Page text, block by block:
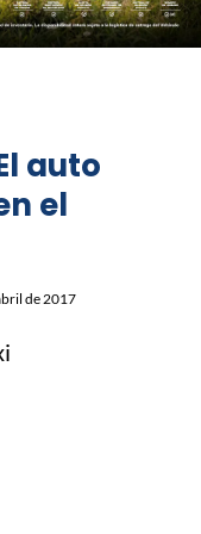
auto
el
de 2017